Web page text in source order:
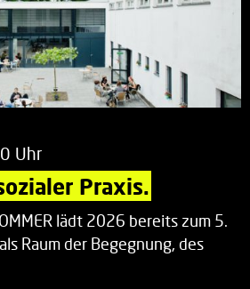
Uhr
Praxis.
lädt 2026 bereits zum 5.
Raum der Begegnung, des